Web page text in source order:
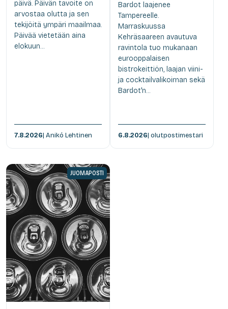
päivä. Päivän tavoite on
arvostaa olutta ja sen
tekijöitä ympäri maailmaa.
Päivää vietetään aina
elokuun...
7.8.2026| Anikó Lehtinen
Bardot laajenee
Tampereelle.
Marraskuussa
Kehräsaareen avautuva
ravintola tuo mukanaan
eurooppalaisen
bistrokeittiön, laajan viini-
ja cocktailvalikoiman sekä
Bardot'n...
6.8.2026| olutpostimestari
JUOMAPOSTI